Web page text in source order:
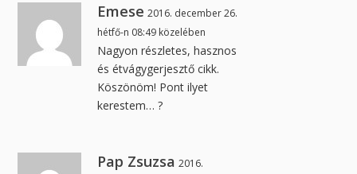
Emese 2016. december 26.
hétfő-n 08:49 közelében
Nagyon részletes, hasznos
és étvágygerjesztő cikk.
Köszönöm! Pont ilyet
kerestem… ?
Pap Zsuzsa 2016.